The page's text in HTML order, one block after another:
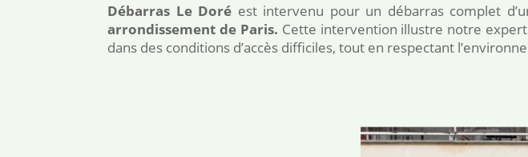
Débarras Le Doré est intervenu pour un débarras complet
arrondissement de Paris. Cette intervention illustre notre
dans des conditions d’accès difficiles, tout en respectant